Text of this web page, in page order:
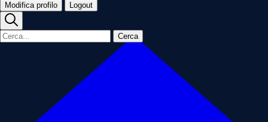
Modifica profilo Logout
Cerca